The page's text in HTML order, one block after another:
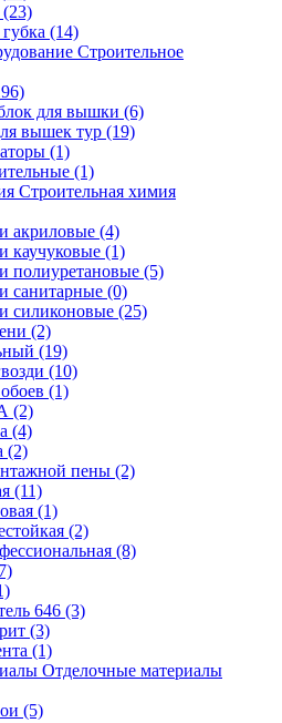
(23)
(14)
Строительное
для вышки (6)
вышек тур (19)
(1)
(1)
Строительная химия
акриловые (4)
каучуковые (1)
полиуретановые (5)
санитарные (0)
силиконовые (25)
(2)
(19)
(10)
(1)
(2)
(4)
(2)
пены (2)
(11)
(1)
(2)
(8)
646 (3)
(3)
(1)
Отделочные материалы
(5)